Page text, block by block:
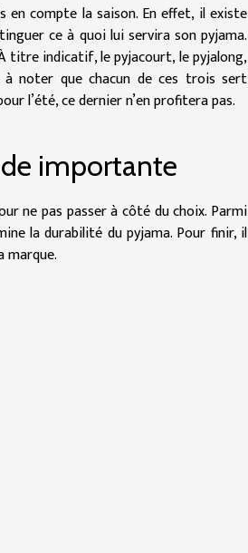
en compte la saison. En effet, il existe
ce à quoi lui servira son pyjama.
titre indicatif, le pyjacourt, le pyjalong,
noter que chacun de ces trois sert
l’été, ce dernier n’en profitera pas.
importante
ne pas passer à côté du choix. Parmi
la durabilité du pyjama. Pour finir, il
marque.